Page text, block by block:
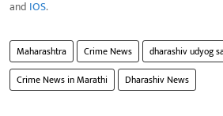
and IOS.
Maharashtra Crime News
dharashiv udyog
Crime News in Marathi
Dharashiv News